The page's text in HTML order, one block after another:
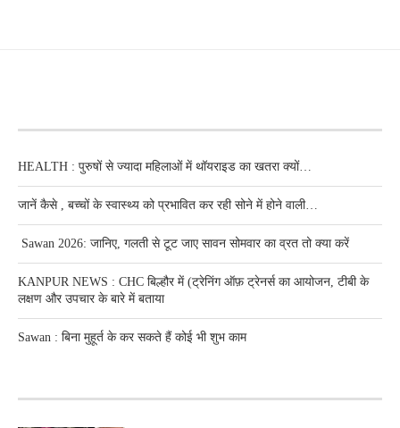
HEALTH : पुरुषों से ज्यादा महिलाओं में थॉयराइड का खतरा क्यों…
जानें कैसे , बच्चों के स्वास्थ्य को प्रभावित कर रही सोने में होने वाली…
Sawan 2026: जानिए, गलती से टूट जाए सावन सोमवार का व्रत तो क्या करें
KANPUR NEWS : CHC बिल्हौर में (ट्रेनिंग ऑफ़ ट्रेनर्स का आयोजन, टीबी के
लक्षण और उपचार के बारे में बताया
Sawan : बिना मुहूर्त के कर सकते हैं कोई भी शुभ काम